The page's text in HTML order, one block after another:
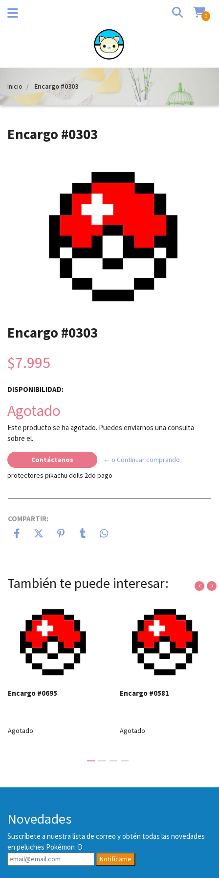
0
Inicio Encargo #0303
Encargo #0303
Encargo #0303
$7.995
DISPONIBILIDAD:
Agotado
Este producto se ha agotado. Puedes enviarnos una consulta
sobre el.
Contáctanos
← o Continuar comprando
protectores pikachu dolls 2do pago
COMPARTIR:
También te puede interesar:
Encargo #0695
Agotado
Encargo #0581
Agotado
‹ ›
Novedades
Suscríbete a nuestra lista de correo y obtén todas las novedades
en peluches Pokémon :D
Notifícame